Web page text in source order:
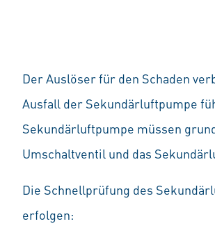
Der Auslöser für den Schaden
Ausfall der Sekundärluftpumpe
Sekundärluftpumpe müssen
Umschaltventil und das
Die Schnellprüfung des
erfolgen: